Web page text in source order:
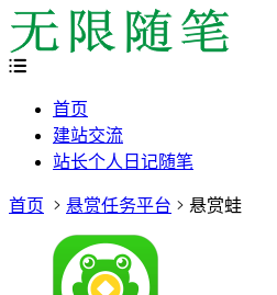
首页
建站交流
站长个人日记随笔
首页 悬赏任务平台 悬赏蛙